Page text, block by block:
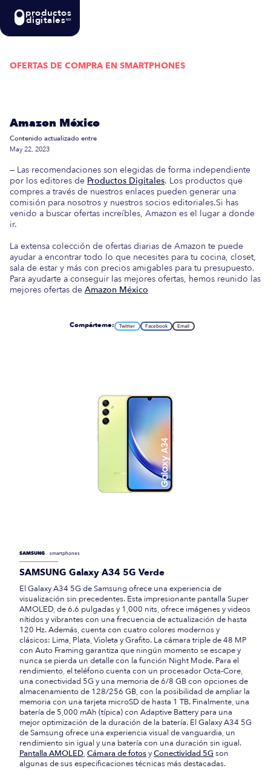
productos
digitalesMX
OFERTAS DE COMPRA EN SMARTPHONES
Amazon México
Contenido actualizado entre
May 22, 2023
— Las recomendaciones son elegidas de forma independiente
por los editores de Productos Digitales. Los productos que
compres a través de nuestros enlaces pueden generar una
comisión para nosotros y nuestros socios editoriales.Si has
venido a buscar ofertas increíbles, Amazon es el lugar a donde
ir.
La extensa colección de ofertas diarias de Amazon te puede
ayudar a encontrar todo lo que necesites para tu cocina, closet,
sala de estar y más con precios amigables para tu presupuesto.
Para ayudarte a conseguir las mejores ofertas, hemos reunido las
mejores ofertas de Amazon México
Compárteme: Twitter Facebook Email
SAMSUNG smartphones
SAMSUNG Galaxy A34 5G Verde
El Galaxy A34 5G de Samsung ofrece una experiencia de
visualización sin precedentes. Esta impresionante pantalla Super
AMOLED, de 6.6 pulgadas y 1,000 nits, ofrece imágenes y videos
nítidos y vibrantes con una frecuencia de actualización de hasta
120 Hz. Además, cuenta con cuatro colores modernos y
clásicos: Lima, Plata, Violeta y Grafito. La cámara triple de 48 MP
con Auto Framing garantiza que ningún momento se escape y
nunca se pierda un detalle con la función Night Mode. Para el
rendimiento, el teléfono cuenta con un procesador Octa-Core,
una conectividad 5G y una memoria de 6/8 GB con opciones de
almacenamiento de 128/256 GB, con la posibilidad de ampliar la
memoria con una tarjeta microSD de hasta 1 TB. Finalmente, una
batería de 5,000 mAh (típica) con Adaptive Battery para una
mejor optimización de la duración de la batería. El Galaxy A34 5G
de Samsung ofrece una experiencia visual de vanguardia, un
rendimiento sin igual y una batería con una duración sin igual.
Pantalla AMOLED,Cámara de fotosyConectividad 5G son
algunas de sus especificaciones técnicas más destacadas.